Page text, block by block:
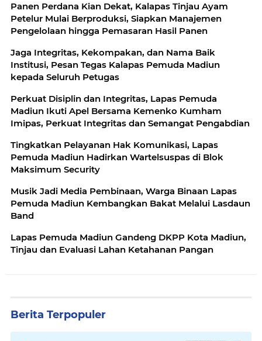
Panen Perdana Kian Dekat, Kalapas Tinjau Ayam
Petelur Mulai Berproduksi, Siapkan Manajemen
Pengelolaan hingga Pemasaran Hasil Panen
Jaga Integritas, Kekompakan, dan Nama Baik
Institusi, Pesan Tegas Kalapas Pemuda Madiun
kepada Seluruh Petugas
Perkuat Disiplin dan Integritas, Lapas Pemuda
Madiun Ikuti Apel Bersama Kemenko Kumham
Imipas, Perkuat Integritas dan Semangat Pengabdian
Tingkatkan Pelayanan Hak Komunikasi, Lapas
Pemuda Madiun Hadirkan Wartelsuspas di Blok
Maksimum Security
Musik Jadi Media Pembinaan, Warga Binaan Lapas
Pemuda Madiun Kembangkan Bakat Melalui Lasdaun
Band
Lapas Pemuda Madiun Gandeng DKPP Kota Madiun,
Tinjau dan Evaluasi Lahan Ketahanan Pangan
Berita Terpopuler